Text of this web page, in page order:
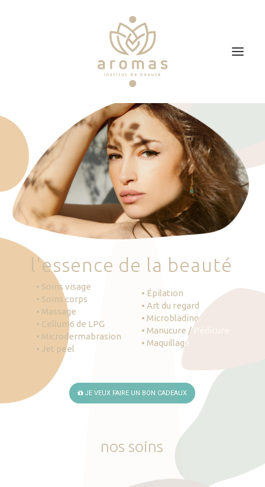
Soins
Je veux faire un bon cadeau
Plan d’accès
Prendre RDV
'essence de la beauté
• Soins visage
• Soins corps
• Massage
• Cellum6 de LPG
• Microdermabrasion
• Jet peel
• Épilation
• Art du regard
• Microblading
• Manucure / Pédicure
• Maquillage
JE VEUX FAIRE UN BON CADEAUX
nos soins